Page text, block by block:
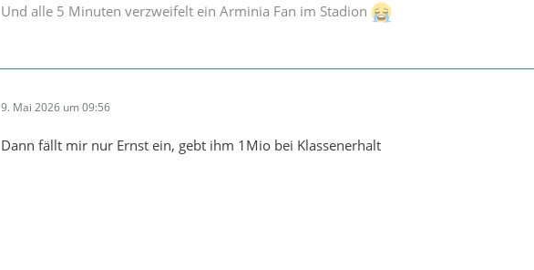
Und alle 5 Minuten verzweifelt ein Arminia Fan im Stadion
9. Mai 2026 um 09:56
Dann fällt mir nur Ernst ein, gebt ihm 1Mio bei Klassenerhalt